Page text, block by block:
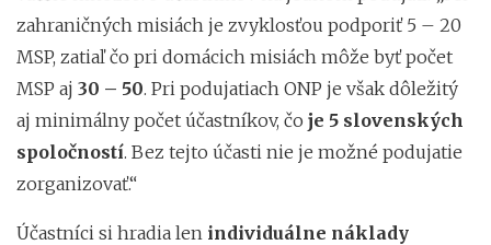
zahraničných misiách je zvyklosťou podporiť 5 – 20
MSP, zatiaľ čo pri domácich misiách môže byť počet
MSP aj 30 – 50. Pri podujatiach ONP je však dôležitý
aj minimálny počet účastníkov, čo je 5 slovenských
spoločností. Bez tejto účasti nie je možné podujatie
zorganizovať.“
Účastníci si hradia len individuálne náklady